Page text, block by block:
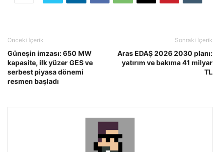
Önceki İçerik
Güneşin imzası: 650 MW
kapasite, ilk yüzer GES ve
serbest piyasa dönemi
resmen başladı
Sonraki İçerik
Aras EDAŞ 2026 2030 planı:
yatırım ve bakıma 41 milyar
TL